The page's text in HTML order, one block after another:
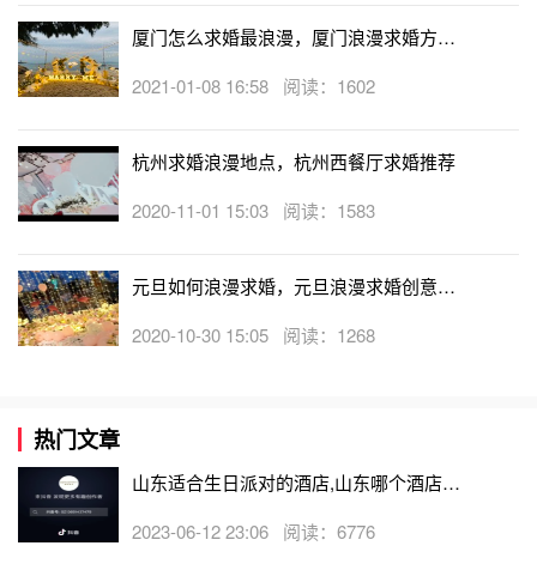
厦门怎么求婚最浪漫，厦门浪漫求婚方式
2021-01-08 16:58 阅读：1602
杭州求婚浪漫地点，杭州西餐厅求婚推荐
2020-11-01 15:03 阅读：1583
元旦如何浪漫求婚，元旦浪漫求婚创意攻
2020-10-30 15:05 阅读：1268
热门文章
山东适合生日派对的酒店,山东哪个酒店有
2023-06-12 23:06 阅读：6776